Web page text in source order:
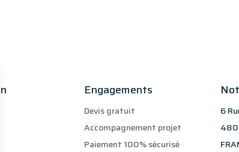
Engagements
Devis gratuit
Accompagnement projet
Paiement 100% sécurisé
6